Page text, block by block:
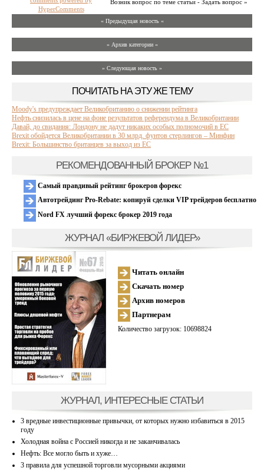
Возник вопрос по теме статьи - Задать вопрос »
HyperComments
« Предыдущая новость «
» Архив категории «
» Следующая новость »
ПОЧИТАТЬ НА ЭТУ ЖЕ ТЕМУ
Moody's предупреждает Великобританию о снижении рейтинга
Нефть снизилась в цене на фоне результатов референдума в Великобритании
Давай, до свидания: Лондону не дадут никаких особых полномочий в ЕС
Brexit обойдется Великобритании в 30 млрд. фунтов стерлингов – Минфин
Brexit: Большинство британцев за выход из ЕС
РЕКОМЕНДОВАННЫЙ БРОКЕР №1
Самый правдивый рейтинг брокеров форекс
Автотрейдинг Pro-Rebate: копируй сделки VIP трейдеров бесплатно
Nord FX лучший форекс брокер 2019 года
ЖУРНАЛ «БИРЖЕВОЙ ЛИДЕР»
Читать онлайн
Скачать номер
Архив номеров
Партнерам
Количество загрузок: 10698824
ЖУРНАЛ, ИНТЕРЕСНЫЕ СТАТЬИ
3 вредные инвестиционные привычки, от которых нужно избавиться в 2015
году
Холодная война с Россией никогда и не заканчивалась
Нефть: Все могло быть и хуже…
3 правила для успешной торговли мусорными акциями